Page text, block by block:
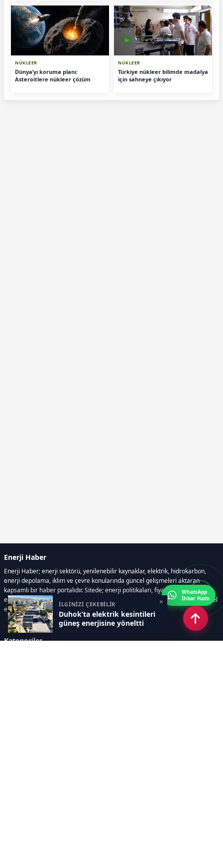
NÜKLEER
Dünya’yı koruma planı:
Asteroitlere nükleer çözüm
NÜKLEER
Türkiye nükleer bilimde madalya
için sahneye çıkıyor
İLGİNİZİ ÇEKEBİLİR
Duhok’ta elektrik kesintileri
güneş enerjisine yöneltti
×
Enerji Haber
Enerji Haber; enerji sektörü, yenilenebilir kaynaklar, elektrik, hidrokarbon,
enerji depolama, iklim ve çevre konularında güncel gelişmeleri aktaran
kapsamlı bir haber portalıdır. Sitede; enerji politikaları, fiyat hareketleri,
elektrik kesintileri, yeni teknolojiler, nükleer enerji, elektrikli araçlar ve küresel
enerji krizleri gibi başlıklar öne çıkar.
Kategoriler
WhatsApp
İhbar Hattı